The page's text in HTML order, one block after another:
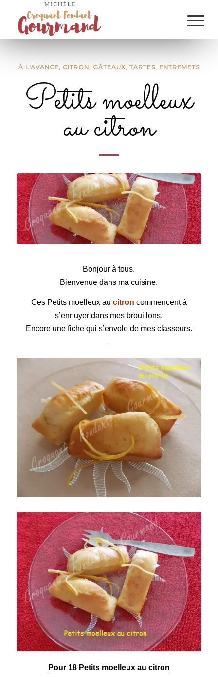
À L'AVANCE, CITRON, GÂTEAUX, TARTES, ENTREMETS
Petits moelleux
au citron
Bonjour à tous.
Bienvenue dans ma cuisine.
Ces Petits moelleux au citron commencent à
s’ennuyer dans mes brouillons.
Encore une fiche qui s’envole de mes classeurs.
.
Pour 18 Petits moelleux au citron